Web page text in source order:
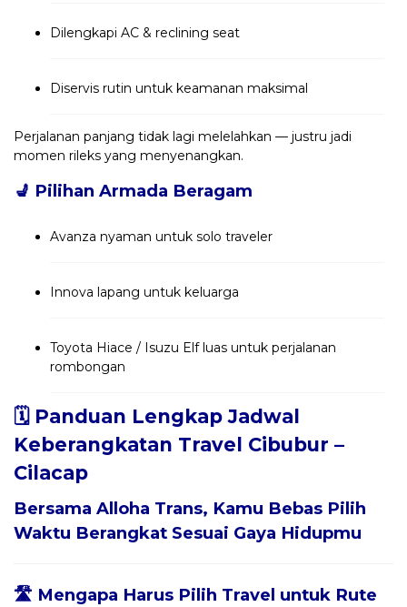
Dilengkapi AC & reclining seat
Diservis rutin untuk keamanan maksimal
Perjalanan panjang tidak lagi melelahkan — justru jadi
momen rileks yang menyenangkan.
💺 Pilihan Armada Beragam
Avanza nyaman untuk solo traveler
Innova lapang untuk keluarga
Toyota Hiace / Isuzu Elf luas untuk perjalanan
rombongan
🗓️ Panduan Lengkap Jadwal
Keberangkatan Travel Cibubur –
Cilacap
Bersama Alloha Trans, Kamu Bebas Pilih
Waktu Berangkat Sesuai Gaya Hidupmu
🛣️ Mengapa Harus Pilih Travel untuk Rute